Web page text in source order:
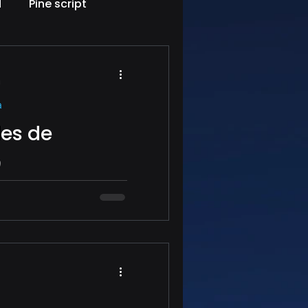
Pine script
de
en los